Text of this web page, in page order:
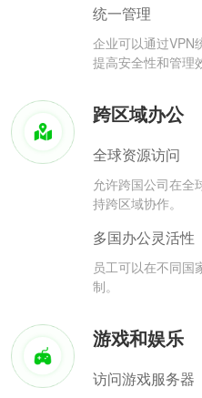
统一管理
企业可以通过VPN
提高安全性和管理
跨区域办公
全球资源访问
允许跨国公司在全
持跨区域协作。
多国办公灵活性
员工可以在不同国
制。
游戏和娱乐
访问游戏服务器